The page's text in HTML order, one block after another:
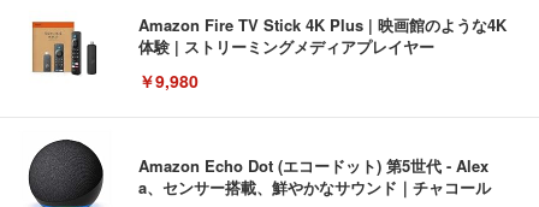
Amazon Fire TV Stick 4K Plus | 映画館のような4K
体験 | ストリーミングメディアプレイヤー
￥9,980
Amazon Echo Dot (エコードット) 第5世代 - Alex
a、センサー搭載、鮮やかなサウンド｜チャコール